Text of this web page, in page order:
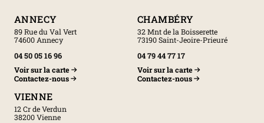
ANNECY
89 Rue du Val Vert
74600 Annecy
04 50 05 16 96
Voir sur la carte
Contactez-nous
CHAMBÉRY
32 Mnt de la Boisserette
73190 Saint-Jeoire-Prieuré
04 79 44 77 17
Voir sur la carte
Contactez-nous
VIENNE
12 Cr de Verdun
38200 Vienne